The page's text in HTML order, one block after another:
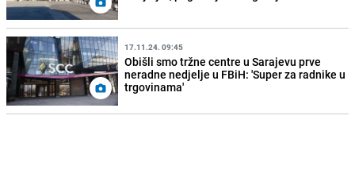
17.11.24. 09:45
Obišli smo tržne centre u Sarajevu prve
neradne nedjelje u FBiH: 'Super za radnike u
trgovinama'